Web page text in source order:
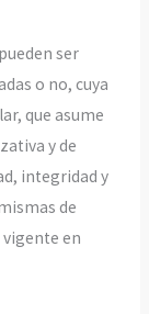
ser
o no, cuya
que asume
y de
integridad y
de
en